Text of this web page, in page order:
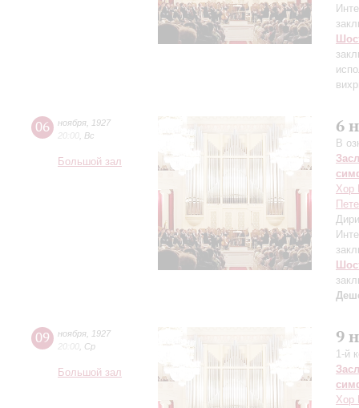
06 ноября
1927
20:00 Вс
Большой зал
6
В
Хор
09 ноября
1927
20:00 Ср
Большой зал
9
1-й
Хор